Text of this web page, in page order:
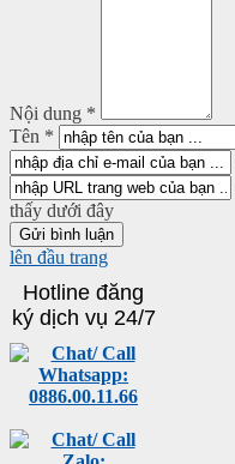
Nội dung *
Tên *
thấy dưới đây
lên đầu trang
Hotline đăng
ký dịch vụ 24/7